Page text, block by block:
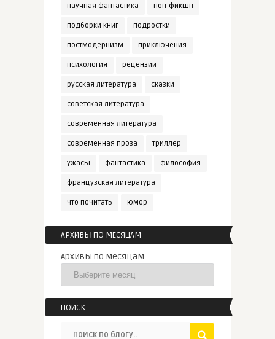
научная фантастика нон-фикшн
подборки книг подростки
постмодернизм приключения
психология рецензии
русская литература сказки
советская литература
современная литература
современная проза триллер
ужасы фантастика философия
французская литература
что почитать юмор
АРХИВЫ ПО МЕСЯЦАМ
Архивы по месяцам
ПОИСК